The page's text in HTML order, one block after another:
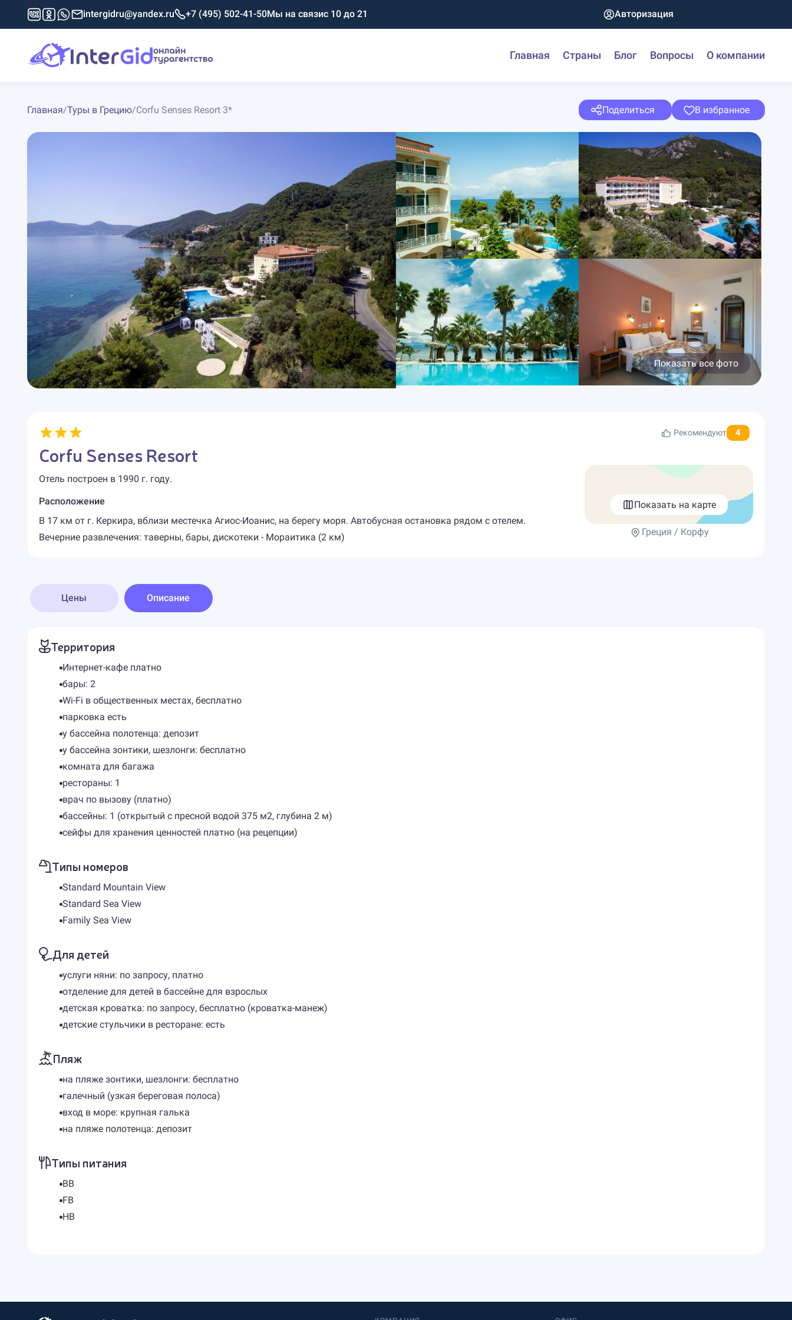
intergidru@yandex.ru +7 (495) 502-41-50Мы на связис 10 до 21 Авторизация
Главная Страны Блог Вопросы О компании
Главная/Туры в Грецию/Corfu Senses Resort 3* Поделиться В избранное
Показать все фото
Рекомендуют 4
Corfu Senses Resort
Отель построен в 1990 г. году.
Расположение
В 17 км от г. Керкира, вблизи местечка Агиос-Иоанис, на берегу моря. Автобусная остановка рядом с отелем.
Вечерние развлечения: таверны, бары, дискотеки - Мораитика (2 км)
Показать на карте
Греция / Корфу
Цены Описание
Территория
Интернет-кафе платно
бары: 2
Wi-Fi в общественных местах, бесплатно
парковка есть
у бассейна полотенца: депозит
у бассейна зонтики, шезлонги: бесплатно
комната для багажа
рестораны: 1
врач по вызову (платно)
бассейны: 1 (открытый с пресной водой 375 м2, глубина 2 м)
сейфы для хранения ценностей платно (на рецепции)
Типы номеров
Standard Mountain View
Standard Sea View
Family Sea View
Для детей
услуги няни: по запросу, платно
отделение для детей в бассейне для взрослых
детская кроватка: по запросу, бесплатно (кроватка-манеж)
детские стульчики в ресторане: есть
Пляж
на пляже зонтики, шезлонги: бесплатно
галечный (узкая береговая полоса)
вход в море: крупная галька
на пляже полотенца: депозит
Типы питания
BB
FB
HB